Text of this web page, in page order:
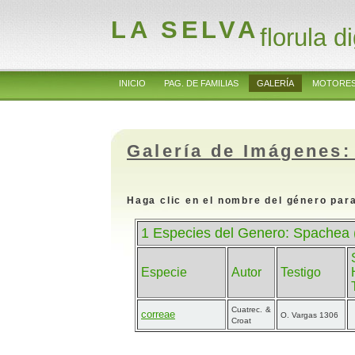
LA SELVAflorula
INICIO PAG. DE FAMILIAS GALERÍA
Galería de
Haga clic en el nombre del género
1 Especies del Genero: Spachea
Especie Autor Testigo
correae
Cuatrec. &
Croat
O. Vargas 1306